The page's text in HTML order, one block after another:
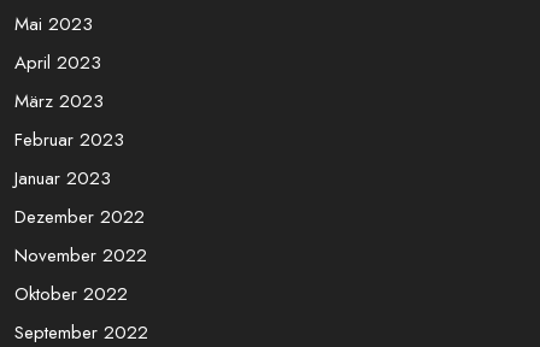
Mai 2023
April 2023
März 2023
Februar 2023
Januar 2023
Dezember 2022
November 2022
Oktober 2022
September 2022